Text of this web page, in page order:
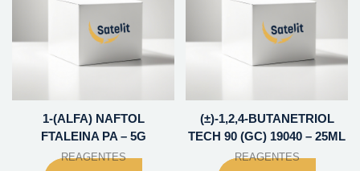
1-(ALFA) NAFTOL
FTALEINA PA – 5G
REAGENTES
(±)-1,2,4-BUTANETRIOL
TECH 90 (GC) 19040 – 25ML
REAGENTES